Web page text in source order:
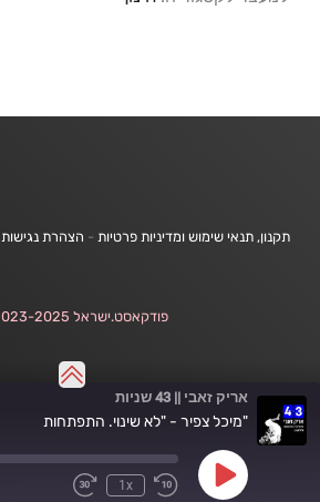
אריק זאבי || 43 שניות
"מיכל צפיר - "לא שינוי. התפתחות
Play
Rewind
1x
Fast
תקנון, תנאי שימוש ומדיניות פרטיות - הצהרת נגישות
פודקאסט.ישראל 2023-2025 ©